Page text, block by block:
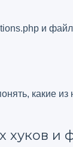
и
какие
хуков и